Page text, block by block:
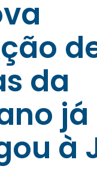
da
já
à